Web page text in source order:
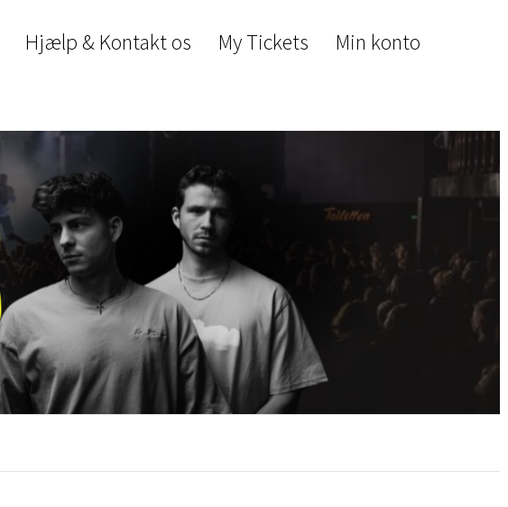
Hjælp & Kontakt os My Tickets Min konto